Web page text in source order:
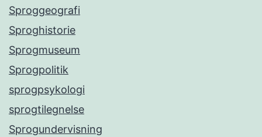
Sproggeografi
Sproghistorie
Sprogmuseum
Sprogpolitik
sprogpsykologi
sprogtilegnelse
Sprogundervisning